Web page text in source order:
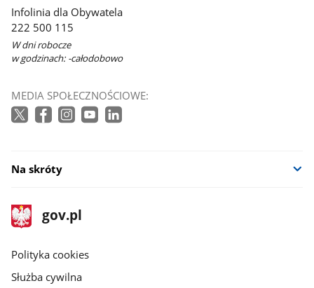
Infolinia dla Obywatela
222 500 115
W dni robocze
w godzinach: -całodobowo
MEDIA SPOŁECZNOŚCIOWE:
Na skróty
stopka
gov.pl
Strona
gov.pl
gov.pl
Polityka cookies
Służba cywilna